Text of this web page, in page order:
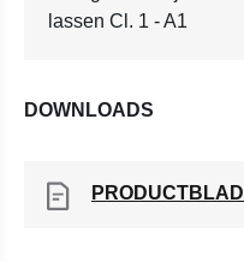
lassen Cl. 1 - A1
DOWNLOADS
PRODUCTBLAD